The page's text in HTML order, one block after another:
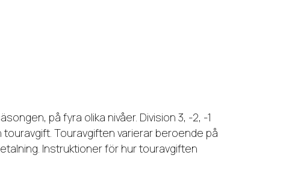
på fyra olika nivåer. Division 3, -2, -1
Touravgiften varierar beroende på
Instruktioner för hur touravgiften